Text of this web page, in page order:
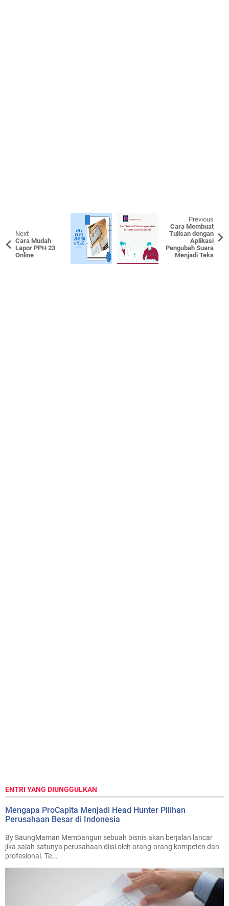
Next
Cara Mudah
Lapor PPH 23
Online
Previous
Cara Membuat
Tulisan dengan
Aplikasi
Pengubah Suara
Menjadi Teks
ENTRI YANG DIUNGGULKAN
Mengapa ProCapita Menjadi Head Hunter Pilihan
Perusahaan Besar di Indonesia
By SaungMaman Membangun sebuah bisnis akan berjalan lancar
jika salah satunya perusahaan diisi oleh orang-orang kompeten dan
profesional. Te...